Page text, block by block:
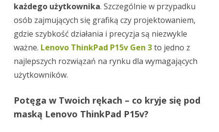
każdego użytkownika. Szczególnie w przypadku
osób zajmujących się grafiką czy projektowaniem,
gdzie szybkość działania i precyzja są niezwykle
ważne. Lenovo ThinkPad P15v Gen 3to jedno z
najlepszych rozwiązań na rynku dla wymagających
użytkowników.
Potęga w Twoich rękach – co kryje się pod
maską Lenovo ThinkPad P15v?